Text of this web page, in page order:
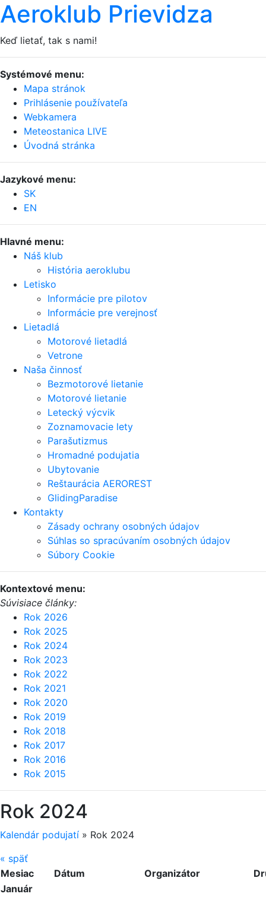
Aeroklub Prievidza
Keď lietať, tak s nami!
Systémové menu:
Mapa stránok
Prihlásenie používateľa
Webkamera
Meteostanica LIVE
Úvodná stránka
Jazykové menu:
SK
EN
Hlavné menu:
Náš klub
História aeroklubu
Letisko
Informácie pre pilotov
Informácie pre verejnosť
Lietadlá
Motorové lietadlá
Vetrone
Naša činnosť
Bezmotorové lietanie
Motorové lietanie
Letecký výcvik
Zoznamovacie lety
Parašutizmus
Hromadné podujatia
Ubytovanie
Reštaurácia AEROREST
GlidingParadise
Kontakty
Zásady ochrany osobných údajov
Súhlas so spracúvaním osobných údajov
Súbory Cookie
Kontextové menu:
Súvisiace články:
Rok 2026
Rok 2025
Rok 2024
Rok 2023
Rok 2022
Rok 2021
Rok 2020
Rok 2019
Rok 2018
Rok 2017
Rok 2016
Rok 2015
Rok 2024
Kalendár podujatí » Rok 2024
« späť
Mesiac
Dátum Organizátor
Január